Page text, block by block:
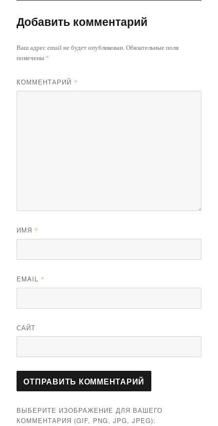
Добавить комментарий
Ваш адрес email не будет опубликован.Обязательные поля
помечены *
КОММЕНТАРИЙ *
ИМЯ *
EMAIL *
САЙТ
ВЫБЕРИТЕ ИЗОБРАЖЕНИЕ ДЛЯ ВАШЕГО
КОММЕНТАРИЯ (GIF, PNG, JPG, JPEG):